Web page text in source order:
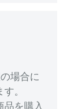
場合に
。
品を購入